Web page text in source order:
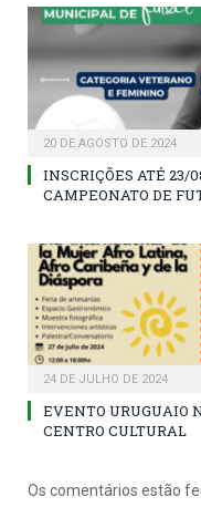
20 DE AGOSTO DE 2024
INSCRIÇÕES ATÉ 23/
CAMPEONATO DE
24 DE JULHO DE 2024
EVENTO URUGUAIO
CENTRO CULTURAL
Os comentários estão